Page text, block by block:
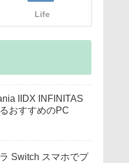
Life
IIDX INFINITAS
おすすめのPC
Switch スマホでプ